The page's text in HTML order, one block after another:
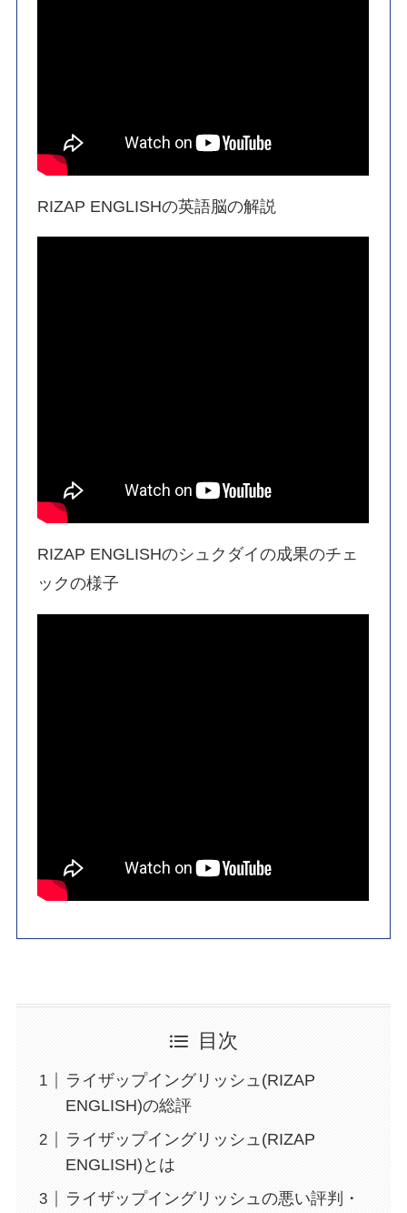
RIZAP ENGLISHの英語脳の解説
RIZAP ENGLISHのシュクダイの成果のチェ
ックの様子
目次
ライザップイングリッシュ(RIZAP
ENGLISH)の総評
ライザップイングリッシュ(RIZAP
ENGLISH)とは
ライザップイングリッシュの悪い評判・